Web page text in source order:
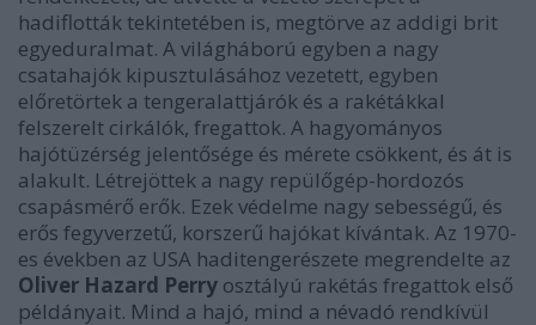
hadiflották tekintetében is, megtörve az addigi brit
egyeduralmat. A világháború egyben a nagy
csatahajók kipusztulásához vezetett, egyben
előretörtek a tengeralattjárók és a rakétákkal
felszerelt cirkálók, fregattok. A hagyományos
hajótüzérség jelentősége és mérete csökkent, és át is
alakult. Létrejöttek a nagy repülőgép-hordozós
csapásmérő erők. Ezek védelme nagy sebességű, és
erős fegyverzetű, korszerű hajókat kívántak. Az 1970-
es években az USA haditengerészete megrendelte az
Oliver Hazard Perry osztályú rakétás fregattok első
példányait. Mind a hajó, mind a névadó rendkívül